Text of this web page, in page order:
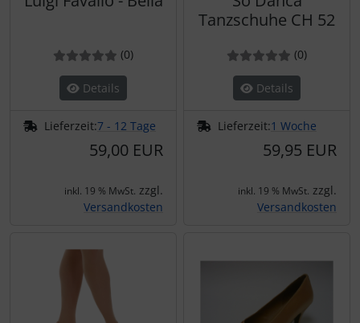
Bewertung: 0 von 5 Sternen!
(0Bewertungen
)
Details
Lieferzeit:7 - 12 Tage
59,00 EUR
inkl. 19 % MwSt. zzgl.
Versandkosten
Tanzschuhe CH 52
Bewertung: 0 von 5
(0)
Details
Lieferzeit:1 Woche
59,95 EUR
inkl. 19 % MwSt. zzgl.
Versandkosten
Voltigieren